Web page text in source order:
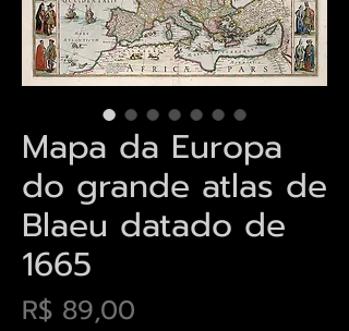
Mapa da Europa
do grande atlas de
Blaeu datado de
1665
R$ 89,00